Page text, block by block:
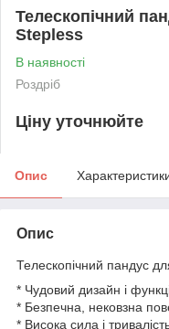
Телескопічний
Stepless
В наявності
Роздріб
Ціну уточнюйте
Опис
Опис
Телескопічний пандус
* Чудовий дизайн і
* Безпечна, нековзна
* Висока сила і